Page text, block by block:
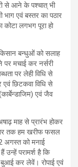
से आने के पश्चात् भी
एवं बस्तर का पठार
लगभग पूरा हो
बन्धुओं को सलाह
पर मचाई कर नर्सरी
पर लेही विधि से
छिटकवा विधि से
एवं जैव
माह से प्रारंभ होकर
तक हम खरीफ फसल
अगस्त को मनाई
उन्हें परामर्श है कि
कर लेवें। रोपाई एवं